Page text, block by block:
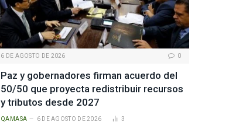
6 DE AGOSTO DE 2026 0
Paz y gobernadores firman acuerdo del
50/50 que proyecta redistribuir recursos
y tributos desde 2027
QAMASA 6 DE AGOSTO DE 2026 3